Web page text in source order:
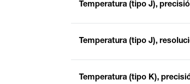
Temperatura (tipo J),
Temperatura (tipo J),
Temperatura (tipo K),